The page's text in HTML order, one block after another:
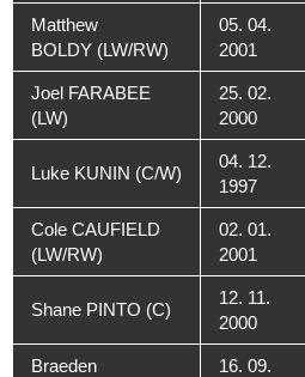
Matthew
BOLDY (LW/RW)
05. 04.
2001
Joel FARABEE
(LW)
25. 02.
2000
Luke KUNIN (C/W)
04. 12.
1997
Cole CAUFIELD
(LW/RW)
02. 01.
2001
Shane PINTO (C)
12. 11.
2000
Braeden
16. 09.